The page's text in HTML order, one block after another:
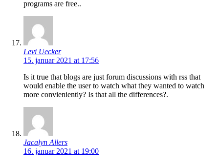
programs are free..
Levi Uecker
15. januar 2021 at 17:56
Is it true that blogs are just forum discussions with rss that
would enable the user to watch what they wanted to watch
more convieniently? Is that all the differences?.
Jacalyn Allers
16. januar 2021 at 19:00